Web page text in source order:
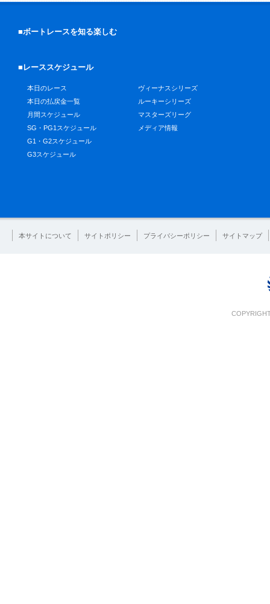
■ボートレースを知る楽しむ
■レーススケジュール
本日のレース
本日の払戻金一覧
月間スケジュール
SG・PG1スケジュール
G1・G2スケジュール
G3スケジュール
ヴィーナスシリーズ
ルーキーシリーズ
マスターズリーグ
メディア情報
本サイトについて サイトポリシー プライバシーポリシー サイトマップ